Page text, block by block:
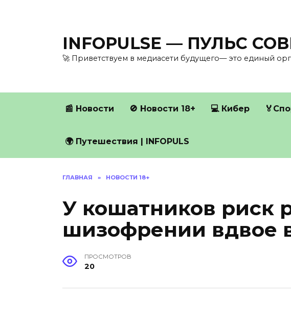
INFOPULSE — ПУЛЬС
🚀 Приветствуем в медиасети будущего— это единый
📰 Новости 🚫 Новости 18+ 💻 Кибер
🌍 Путешествия | INFOPULS
ГЛАВНАЯ » НОВОСТИ 18+
У кошатников риск
шизофрении вдвое
ПРОСМОТРОВ
20